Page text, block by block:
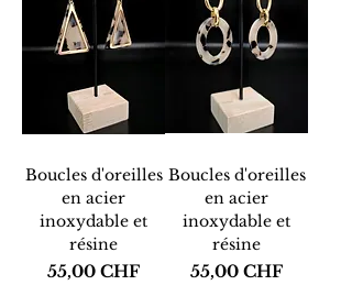
Boucles d'oreilles
en acier
inoxydable et
résine
Prix
55,00 CHF
Boucles d'oreilles
en acier
inoxydable et
résine
Prix
55,00 CHF